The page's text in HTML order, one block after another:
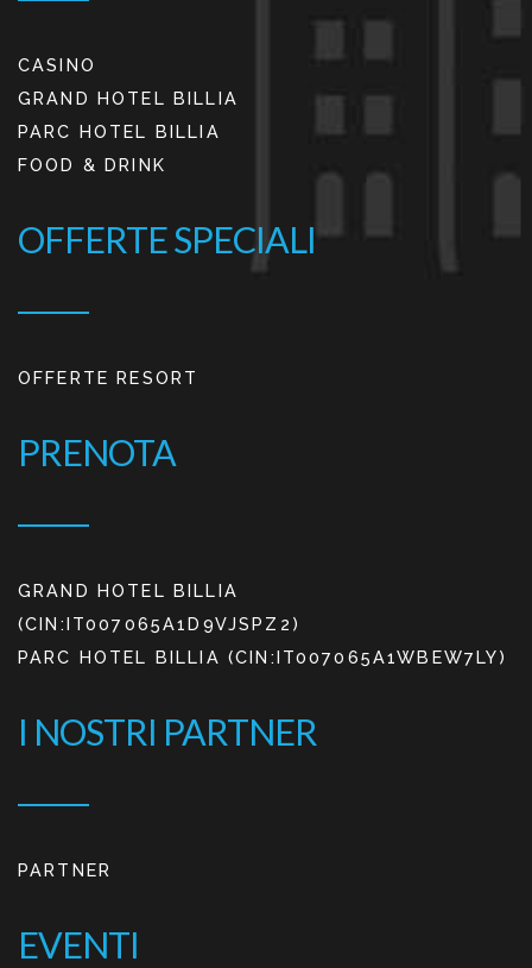
CASINO
GRAND HOTEL BILLIA
PARC HOTEL BILLIA
FOOD & DRINK
OFFERTE SPECIALI
OFFERTE RESORT
PRENOTA
GRAND HOTEL BILLIA
(CIN:IT007065A1D9VJSPZ2)
PARC HOTEL BILLIA (CIN:IT007065A1WBEW7LY)
I NOSTRI PARTNER
PARTNER
EVENTI